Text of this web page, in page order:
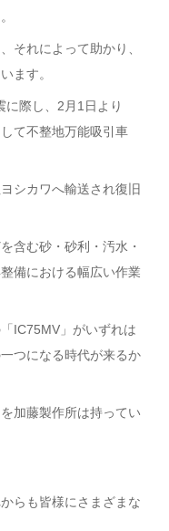
それによって助かり、
ます。
際し、2月1日より
て不整地万能吸引車
シカワへ輸送され復旧
含む砂・砂利・汚水・
備における幅広い作業
IC75MV」がいずれは
つになる時代が来るか
加藤製作所は持ってい
らも皆様にさまざまな